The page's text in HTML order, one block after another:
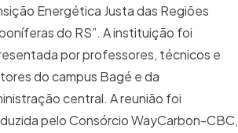
Energética Justa das Regiões
do RS”. A instituição foi
por professores, técnicos e
do campus Bagé e da
central. A reunião foi
pelo Consórcio WayCarbon-CBC,